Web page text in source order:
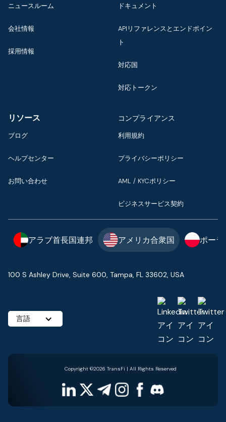
ニュースルーム
会社情報
採用情報
ドキュメント
APIリファレンスとエンドポイン
ト
対応国
対応トークン
リソース
ブログ
ヘルプセンター
お問い合わせ
コンプライアンス
利用規約
プライバシーポリシー
AML / KYCポリシー
ビジネスサービス契約
アラブ首長国連邦 アメリカ合衆国 ポーラ
100 S Ashley Drive, Suite 600, Tampa, FL 33602, USA
言語
Copyright ©2026 TransFi | All Rights Reserved